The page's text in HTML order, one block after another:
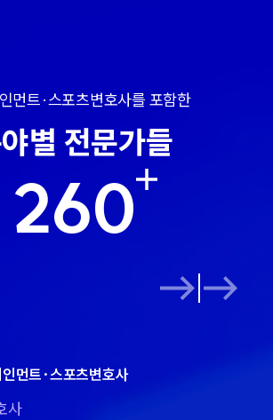
먼트·스포츠변호사를 포함한
별 전문가들
260
먼트·스포츠변호사
사